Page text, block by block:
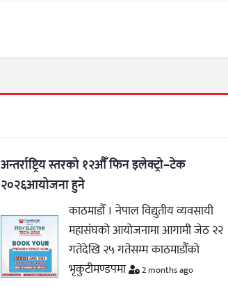
अन्तर्राष्ट्रिय स्तरको १२औँ फिन इलेक्ट्रो–टेक
२०२६आयोजना हुने
काठमाडौँ । नेपाल विद्युतीय व्यवसायी
महासंघको आयोजनामा आगामी जेठ २२
गतेदेखि २५ गतेसम्म काठमाडौँको
भृकुटीमण्डपमा
2 months ago